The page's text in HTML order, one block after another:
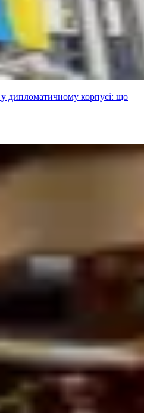
дипломатичному корпусі: що